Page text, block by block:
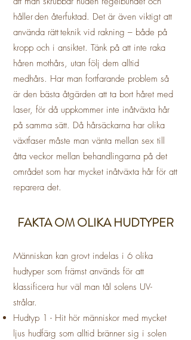
håller den återfuktad. Det är även viktigt att
använda rätt teknik vid rakning – både på
kropp och i ansiktet. Tänk på att inte raka
håren mothårs, utan följ dem alltid
medhårs. Har man fortfarande problem så
är den bästa åtgärden att ta bort håret med
laser, för då uppkommer inte inåtväxta hår
på samma sätt. Då hårsäckarna har olika
växtfaser måste man vänta mellan sex till
åtta veckor mellan behandlingarna på det
området som har mycket inåtväxta hår för att
reparera det.
FAKTA OM OLIKA HUDTYPER
Människan kan grovt indelas i 6 olika
hudtyper som främst används för att
klassificera hur väl man tål solens UV-
strålar.
Hudtyp 1 - Hit hör människor med mycket
ljus hudfärg som alltid bränner sig i solen